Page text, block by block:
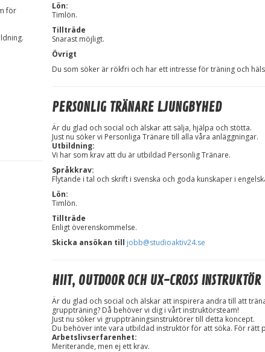
för
Lön:
Timlön.
Tillträde
Snarast möjligt.
Övrigt
Du som söker är rökfri och har ett intresse för träning och
PERSONLIG TRÄNARE LJUNGBYHED
Är du glad och social och älskar att sälja, hjälpa och stötta.
Just nu söker vi Personliga Tränare till alla våra anläggningar.
Utbildning:
Vi har som krav att du är utbildad Personlig Tränare.
Språkkrav:
Flytande i tal och skrift i svenska och goda kunskaper i
Lön:
Timlön.
Tillträde
Enligt överenskommelse.
Skicka ansökan till jobb@studioaktiv24.se
HIIT, OUTDOOR OCH UX-CROSS INSTRUKTÖR
Är du glad och social och älskar att inspirera andra till att
gruppträning? Då behöver vi dig i vårt instruktörsteam!
Just nu söker vi gruppträningsinstruktörer till detta koncept.
Du behöver inte vara utbildad instruktör för att söka. För rätt
Arbetslivserfarenhet:
Meriterande, men ej ett krav.